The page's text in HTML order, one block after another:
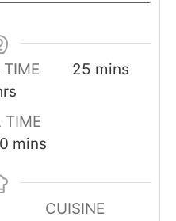
TIME
25minutes
mins
TIME
minutes
mins
CUISINE